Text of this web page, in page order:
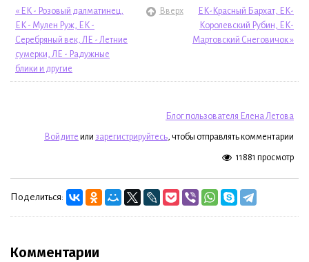
« ЕК - Розовый далматинец,
ЕК - Мулен Руж, ЕК -
Серебряный век, ЛЕ - Летние
сумерки, ЛЕ - Радужные
блики и другие
Вверх
ЕК-Красный Бархат, ЕК-
Королевский Рубин, ЕК-
Мартовский Снеговичок »
Блог пользователя Елена Летова
Войдите или зарегистрируйтесь, чтобы отправлять комментарии
11881 просмотр
Поделиться:
Комментарии